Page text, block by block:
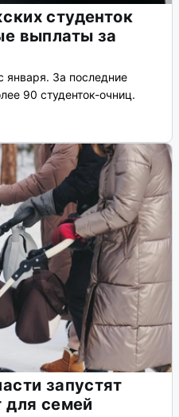
студенток
выплаты за
января. За последние
90 студенток-очниц.
запустят
для семей